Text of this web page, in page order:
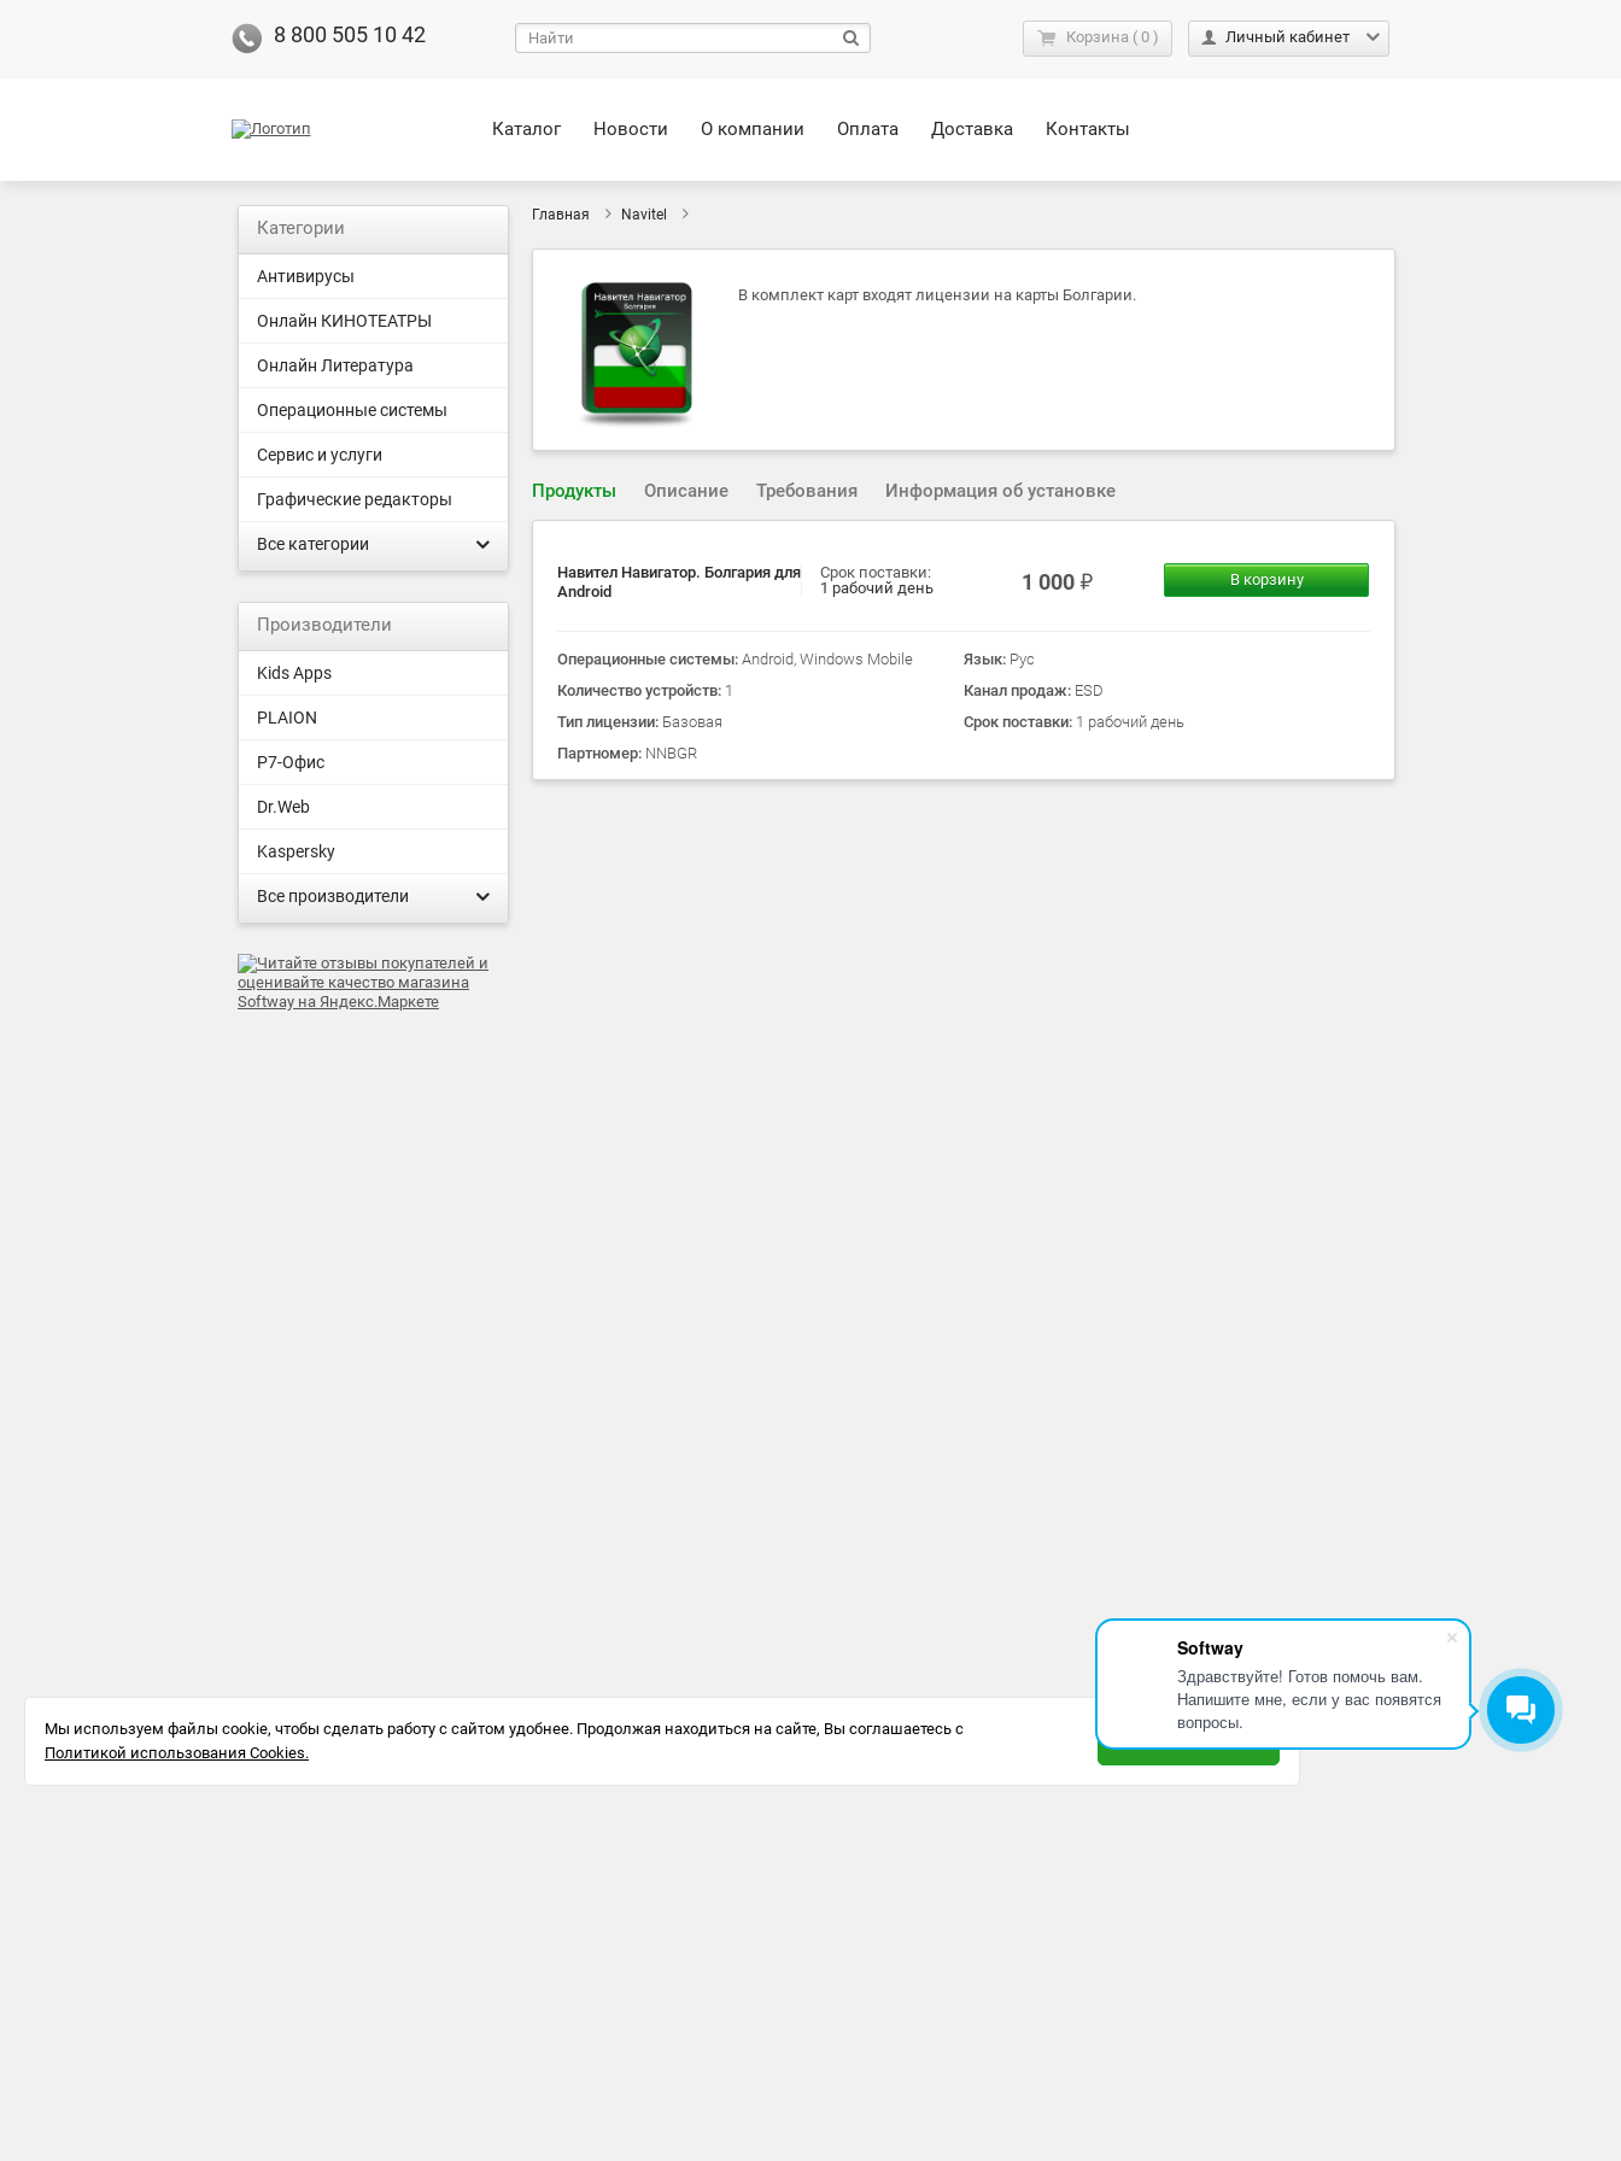
Softway
Здравствуйте! Готов помочь вам.
Напишите мне, если у вас появятся
вопросы.
8 800 505 10 42 Корзина ( 0 ) Личный кабинет
Каталог Новости О компании Оплата Доставка Контакты
Главная Navitel
В комплект карт входят лицензии на карты Болгарии.
Продукты Описание Требования Информация об установке
Навител Навигатор. Болгария для
Android
Срок поставки:
1 рабочий день
1 000 В корзину
Операционные системы: Android, Windows Mobile Язык: Рус
Количество устройств: 1 Канал продаж: ESD
Тип лицензии: Базовая Срок поставки: 1 рабочий день
Партномер: NNBGR
Категории
Антивирусы
Онлайн КИНОТЕАТРЫ
Онлайн Литература
Операционные системы
Сервис и услуги
Графические редакторы
Все категории
Производители
Kids Apps
PLAION
Р7-Офис
Dr.Web
Kaspersky
Все производители
Мы используем файлы cookie, чтобы сделать работу с сайтом удобнее. Продолжая находиться на сайте, Вы соглашаетесь с
Политикой использования Cookies.